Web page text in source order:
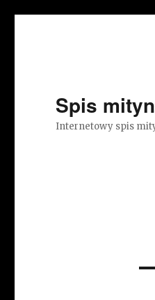
Spis
Internetowy spis